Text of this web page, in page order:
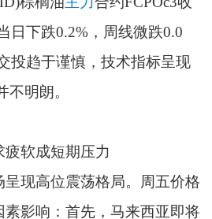
日下跌0.2%，周线微跌0.0
投趋于谨慎，技术指标呈现
明朗。
软成短期压力
现高位震荡格局。周五价格
素影响：首先，马来西亚即将